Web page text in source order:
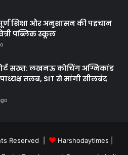
शिक्षा और अनुशासन की पहचान
पब्लिक स्कूल
सख्त: लखनऊ कोचिंग अग्निकांड
तलब, SIT से मांगी सीलबंद
Reserved | Harshodaytimes